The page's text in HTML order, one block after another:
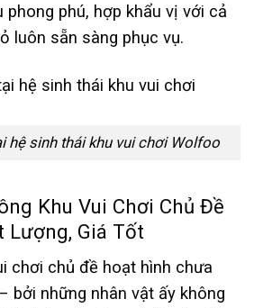
phong phú, hợp khẩu vị với cả
luôn sẵn sàng phục vụ.
hệ sinh thái khu vui chơi Wolfoo
Khu Vui Chơi Chủ Đề
Lượng, Giá Tốt
chơi chủ đề hoạt hình chưa
bởi những nhân vật ấy không